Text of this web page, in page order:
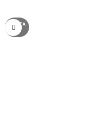
AGOTA
DO